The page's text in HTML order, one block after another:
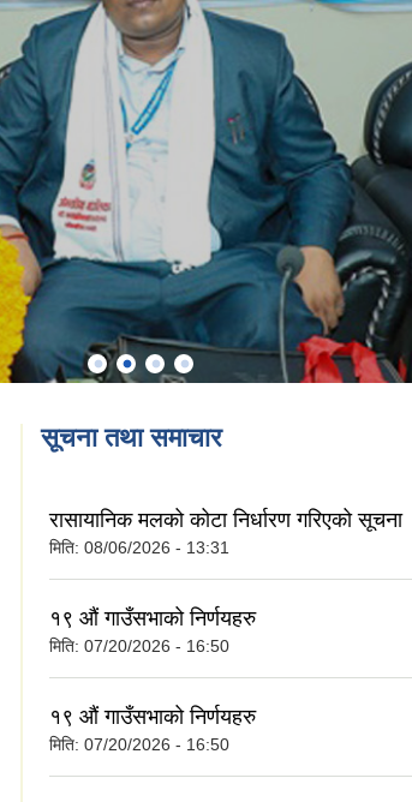
सूचना तथा समाचार
रासायानिक मलको कोटा निर्धारण गरिएको सूचना
मिति: 08/06/2026 - 13:31
१९ औं गाउँसभाको निर्णयहरु
मिति: 07/20/2026 - 16:50
१९ औं गाउँसभाको निर्णयहरु
मिति: 07/20/2026 - 16:50